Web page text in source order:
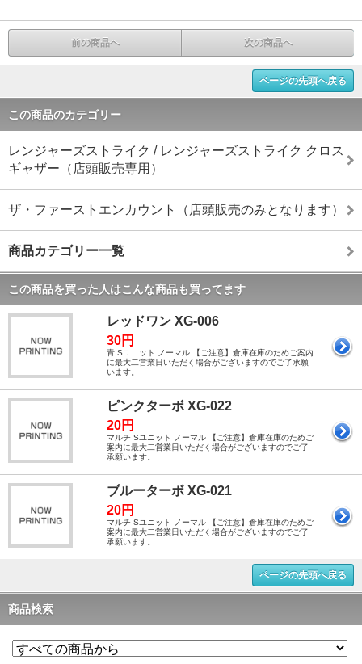
前の商品へ 次の商品へ
ページの先頭へ戻る
この商品のカテゴリー
レンジャーズストライク / レンジャーズストライク クロス
ギャザー（店頭販売専用）
ザ・ファーストエンカウント（店頭販売のみとなります）
商品カテゴリー一覧
この商品を買った人はこんな商品も買ってます
レッドワン XG-006
30円
青 Sユニット ノーマル 【ご注意】倉庫在庫のためご案内
に最大二営業日いただく場合がございますのでご了承願
います。
ピンクターボ XG-022
20円
マルチ Sユニット ノーマル 【ご注意】倉庫在庫のためご
案内に最大二営業日いただく場合がございますのでご了
承願います。
ブルーターボ XG-021
20円
マルチ Sユニット ノーマル 【ご注意】倉庫在庫のためご
案内に最大二営業日いただく場合がございますのでご了
承願います。
ページの先頭へ戻る
商品検索